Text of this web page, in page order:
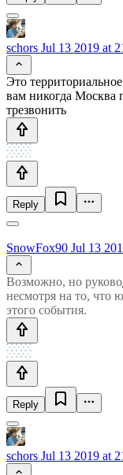
schors Jul 13 2019 at
Это
вам никогда Москва
трезвонить
Reply
SnowFox90 Jul 13
Возможно, но
несмотря на то, что
этого события.
Reply
schors Jul 13 2019 at